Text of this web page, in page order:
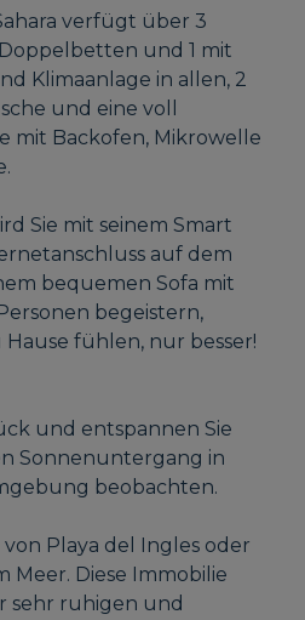
verfügt über 3
und 1 mit
Klimaanlage in allen, 2
und eine voll
mit Backofen, Mikrowelle
Sie mit seinem Smart
auf dem
bequemen Sofa mit
begeistern,
Hause fühlen, nur besser!
und entspannen Sie
Sonnenuntergang in
beobachten.
Playa del Ingles oder
Meer. Diese Immobilie
sehr ruhigen und